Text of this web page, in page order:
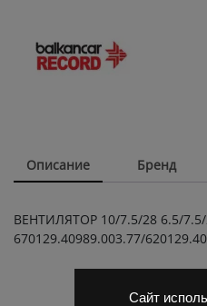
Сайт
Описание Бренд
ВЕНТИЛЯТОР 10/7.5/28 6.5/
670129.40989.003.77/